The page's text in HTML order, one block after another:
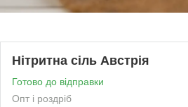
Нітритна сіль Австрія
Готово до відправки
Опт і роздріб